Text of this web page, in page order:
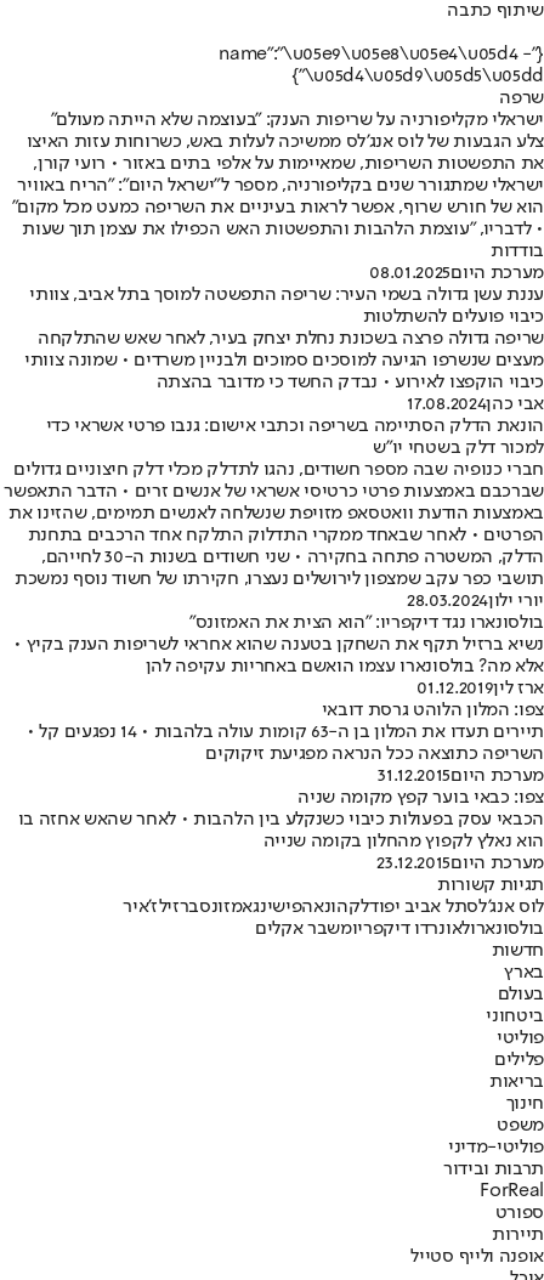
שיתוף כתבה
{"name":"\u05e9\u05e8\u05e4\u05d4 -
\u05d4\u05d9\u05d5\u05dd"}
שרפה
ישראלי מקליפורניה על שריפות הענק: "בעוצמה שלא הייתה מעולם"
צלע הגבעות של לוס אנג'לס ממשיכה לעלות באש, כשרוחות עזות האיצו
את התפשטות השריפות, שמאיימות על אלפי בתים באזור • רועי קורן,
ישראלי שמתגורר שנים בקליפורניה, מספר ל"ישראל היום": "הריח באוויר
הוא של חורש שרוף, אפשר לראות בעיניים את השריפה כמעט מכל מקום"
• לדבריו, "עוצמת הלהבות והתפשטות האש הכפילו את עצמן תוך שעות
בודדות
מערכת היום08.01.2025
עננת עשן גדולה בשמי העיר: שריפה התפשטה למוסך בתל אביב, צוותי
כיבוי פועלים להשתלטות
שריפה גדולה פרצה בשכונת נחלת יצחק בעיר, לאחר שאש שהתלקחה
מעצים שנשרפו הגיעה למוסכים סמוכים ולבניין משרדים • שמונה צוותי
כיבוי הוקפצו לאירוע • נבדק החשד כי מדובר בהצתה
אבי כהן17.08.2024
הונאת הדלק הסתיימה בשריפה וכתבי אישום: גנבו פרטי אשראי כדי
למכור דלק בשטחי יו״ש
חברי כנופיה שבה מספר חשודים, נהגו לתדלק מכלי דלק חיצוניים גדולים
שברכבם באמצעות פרטי כרטיסי אשראי של אנשים זרים • הדבר התאפשר
באמצעות הודעת וואטסאפ מזויפת שנשלחה לאנשים תמימים, שהזינו את
הפרטים • לאחר שבאחד ממקרי התדלוק התלקח אחד הרכבים בתחנת
הדלק, המשטרה פתחה בחקירה • שני חשודים בשנות ה-30 לחייהם,
תושבי כפר עקב שמצפון לירושלים נעצרו, חקירתו של חשוד נוסף נמשכת
יורי ילון28.03.2024
בולסונארו נגד דיקפריו: "הוא הצית את האמזונס"
נשיא ברזיל תקף את השחקן בטענה שהוא אחראי לשריפות הענק בקיץ •
אלא מה? בולסונארו עצמו הואשם באחריות עקיפה להן
ארז לין01.12.2019
צפו: המלון הלוהט גרסת דובאי
תיירים תעדו את המלון בן ה-63 קומות עולה בלהבות • 14 נפגעים קל •
השריפה כתוצאה ככל הנראה מפגיעת זיקוקים
מערכת היום31.12.2015
צפו: כבאי בוער קפץ מקומה שניה
הכבאי עסק בפעולות כיבוי כשנקלע בין הלהבות • לאחר שהאש אחזה בו
הוא נאלץ לקפוץ מהחלון בקומה שנייה
מערכת היום23.12.2015
תגיות קשורות
לוס אנג'לסתל אביב יפודלקהונאהפישינגאמזונסברזילז'איר
בולסונארולאונרדו דיקפריומשבר אקלים
חדשות
בארץ
בעולם
ביטחוני
פוליטי
פלילים
בריאות
חינוך
משפט
פוליטי-מדיני
תרבות ובידור
ForReal
ספורט
תיירות
אופנה ולייף סטייל